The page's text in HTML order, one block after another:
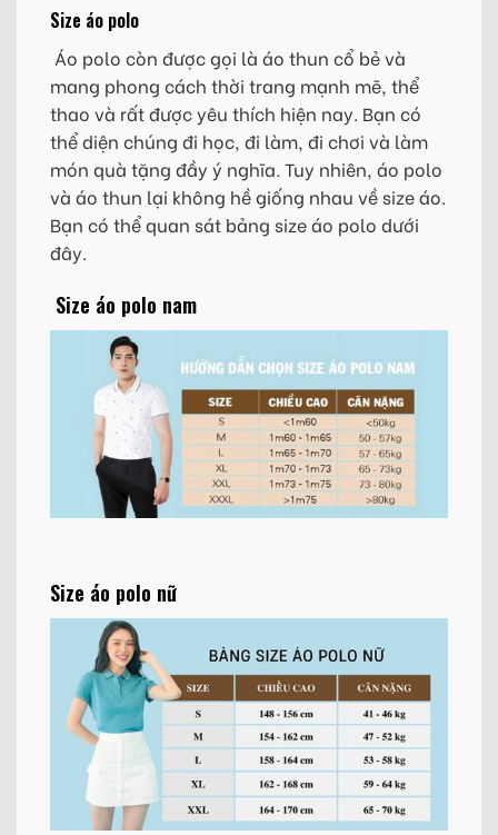
Size áo polo
Áo polo còn được gọi là áo thun cổ bẻ và
mang phong cách thời trang mạnh mẽ, thể
thao và rất được yêu thích hiện nay. Bạn có
thể diện chúng đi học, đi làm, đi chơi và làm
món quà tặng đầy ý nghĩa. Tuy nhiên, áo polo
và áo thun lại không hề giống nhau về size áo.
Bạn có thể quan sát bảng size áo polo dưới
đây.
Size áo polo nam
Size áo polo nữ